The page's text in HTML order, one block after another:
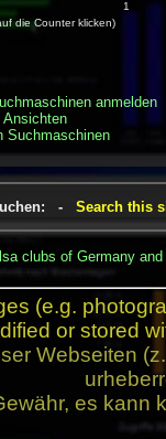
1
die Counter klicken)
anmelden
Ansichten
Suchmaschinen
- Search this
clubs of Germany and
(e.g.
or stored
Webseiten
es kann